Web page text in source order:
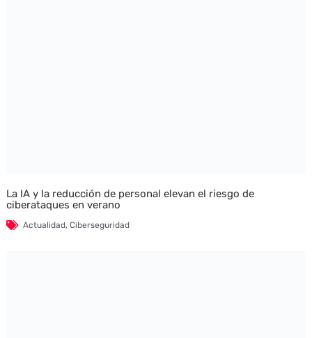
La IA y la reducción de personal elevan el riesgo de
ciberataques en verano
Actualidad, Ciberseguridad